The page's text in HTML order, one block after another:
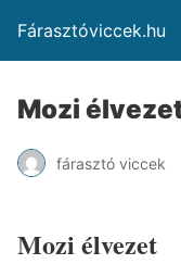
Fárasztóviccek.hu
Mozi
fárasztó viccek
Mozi élvezet